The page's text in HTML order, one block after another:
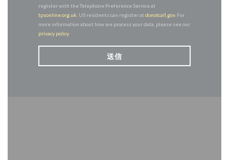
register with the Telephone Preference Service at
tpsonline.org.uk . US residents can register at donotcall.gov. For
more information about how we process your data, please see our
privacy policy.